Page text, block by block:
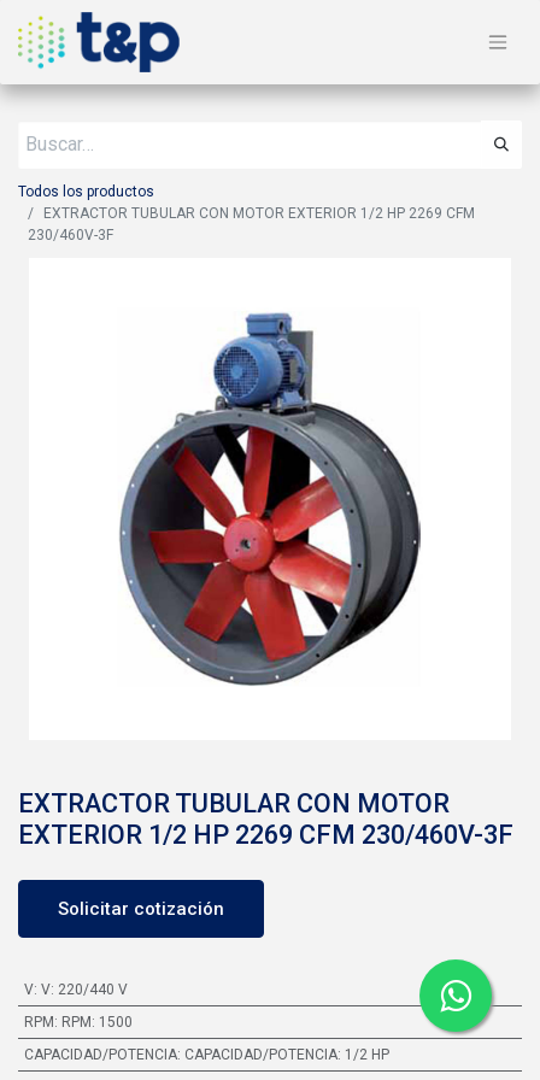
Todos los productos
EXTRACTOR TUBULAR CON MOTOR EXTERIOR 1/2 HP 2269 CFM
230/460V-3F
EXTRACTOR TUBULAR CON MOTOR
EXTERIOR 1/2 HP 2269 CFM 230/460V-3F
Solicitar cotización
V: V: 220/440 V
RPM : RPM: 1500
CAPACIDAD/POTENCIA: CAPACIDAD/POTENCIA: 1/2 HP